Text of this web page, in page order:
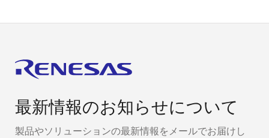
最新情報のお知らせについて
製品やソリューションの最新情報をメールでお届けし